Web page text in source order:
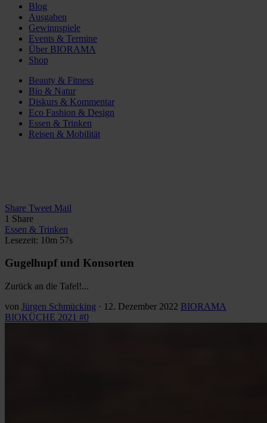
Blog
Ausgaben
Gewinnspiele
Events & Termine
Über BIORAMA
Shop
Beauty & Fitness
Bio & Natur
Diskurs & Kommentar
Eco Fashion & Design
Essen & Trinken
Reisen & Mobilität
Share Tweet Mail
1 Share
Essen & Trinken
Lesezeit: 10m 57s
Gugelhupf und Konsorten
Zurück an die Tafel!...
von Jürgen Schmücking · 12. Dezember 2022 BIORAMA
BIOKÜCHE 2021 #0